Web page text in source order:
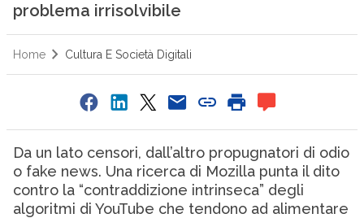
problema irrisolvibile
Home Cultura E Società Digitali
Da un lato censori, dall’altro propugnatori di odio
o fake news. Una ricerca di Mozilla punta il dito
contro la “contraddizione intrinseca” degli
algoritmi di YouTube che tendono ad alimentare